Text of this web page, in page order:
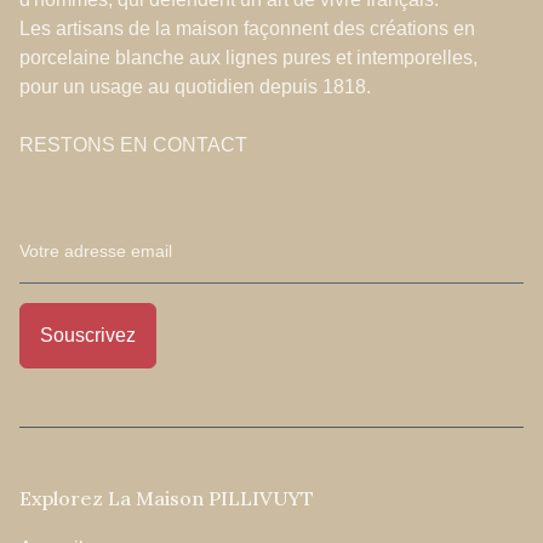
Les artisans de la maison façonnent des créations en
porcelaine blanche aux lignes pures et intemporelles,
pour un usage au quotidien depuis 1818.
RESTONS EN CONTACT
Explorez La Maison PILLIVUYT